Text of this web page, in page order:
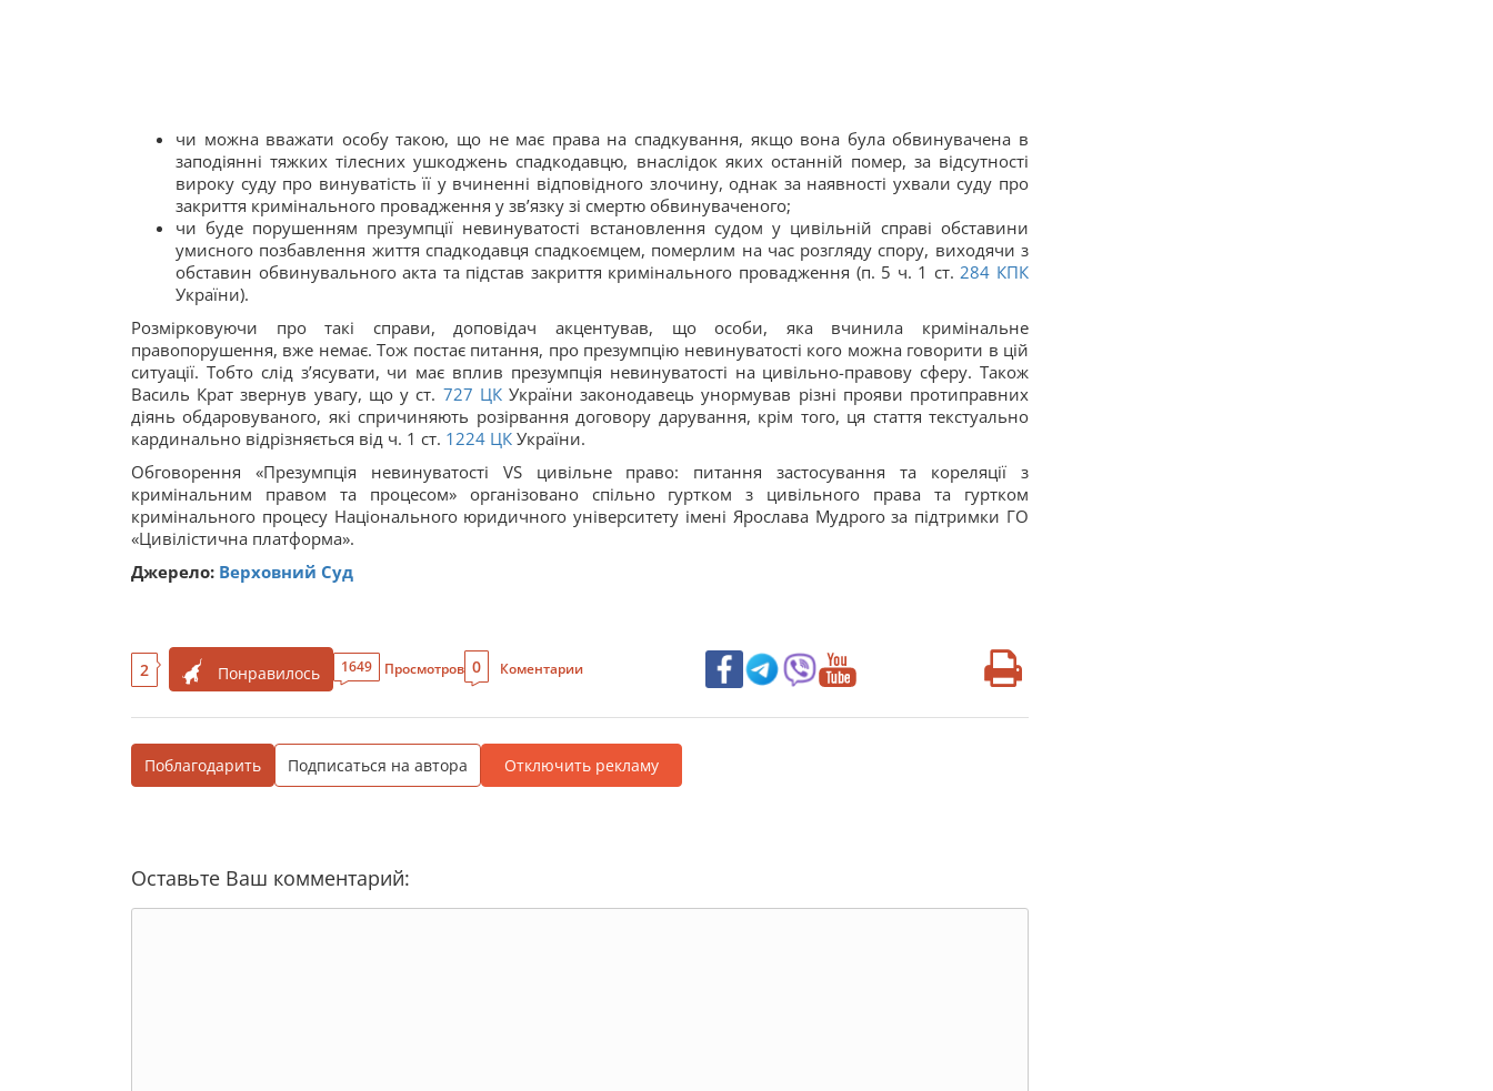
чи можна вважати особу такою, що не має права на спадкування, якщо вона була обвинувачена в
заподіянні тяжких тілесних ушкоджень спадкодавцю, внаслідок яких останній помер, за відсутності
вироку суду про винуватість її у вчиненні відповідного злочину, однак за наявності ухвали суду про
закриття кримінального провадження у зв’язку зі смертю обвинуваченого;
чи буде порушенням презумпції невинуватості встановлення судом у цивільній справі обставини
умисного позбавлення життя спадкодавця спадкоємцем, померлим на час розгляду спору, виходячи з
обставин обвинувального акта та підстав закриття кримінального провадження (п. 5 ч. 1 ст. 284 КПК
України).
Розмірковуючи про такі справи, доповідач акцентував, що особи, яка вчинила кримінальне
правопорушення, вже немає. Тож постає питання, про презумпцію невинуватості кого можна говорити в цій
ситуації. Тобто слід з’ясувати, чи має вплив презумпція невинуватості на цивільно-правову сферу. Також
Василь Крат звернув увагу, що у ст. 727 ЦКУкраїни законодавець унормував різні прояви протиправних
діянь обдаровуваного, які спричиняють розірвання договору дарування, крім того, ця стаття текстуально
кардинально відрізняється від ч. 1 ст. 1224 ЦК України.
Обговорення «Презумпція невинуватості VS цивільне право: питання застосування та кореляції з
кримінальним правом та процесом» організовано спільно гуртком з цивільного права та гуртком
кримінального процесу Національного юридичного університету імені Ярослава Мудрого за підтримки ГО
«Цивілістична платформа».
Джерело: Верховний Суд
2 Понравилось 1649 Просмотров 0 Коментарии
Поблагодарить Подписаться на автора Отключить рекламу
Оставьте Ваш комментарий: